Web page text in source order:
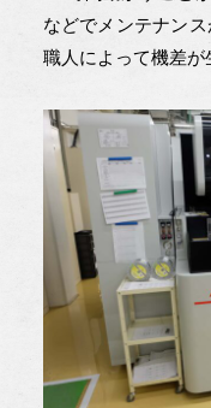
などでメンテナン
職人によって機差が